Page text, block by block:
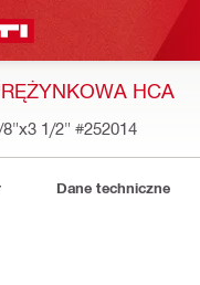
HCA
1/2" #252014
Dane techniczne